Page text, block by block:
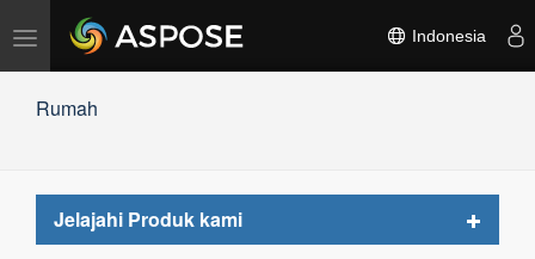
Alihkan
navigasi
Indonesia
Rumah
Jelajahi Produk kami
Toggle